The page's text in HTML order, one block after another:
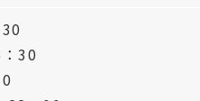
30